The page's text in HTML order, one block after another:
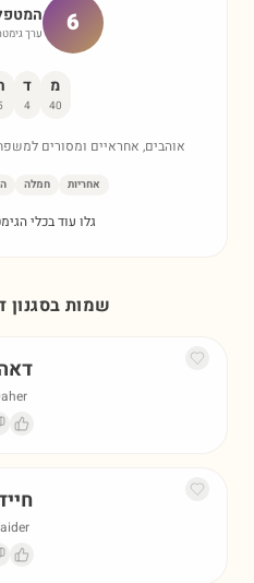
6 ערך
מ
40
ד
4
אוהבים, אחראיים ומסורים
אחריות חמלה
גלו עוד בכלי
שמות בסגנון